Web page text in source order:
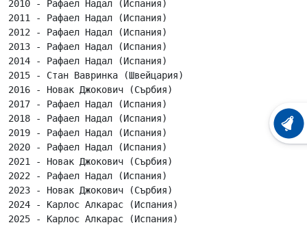
2010 - Рафаел Надал (Испания)
2011 - Рафаел Надал (Испания)
2012 - Рафаел Надал (Испания)
2013 - Рафаел Надал (Испания)
2014 - Рафаел Надал (Испания)
2015 - Стан Вавринка (Швейцария)
2016 - Новак Джокович (Сърбия)
2017 - Рафаел Надал (Испания)
2018 - Рафаел Надал (Испания)
2019 - Рафаел Надал (Испания)
2020 - Рафаел Надал (Испания)
2021 - Новак Джокович (Сърбия)
2022 - Рафаел Надал (Испания)
2023 - Новак Джокович (Сърбия)
2024 - Карлос Алкарас (Испания)
2025 - Карлос Алкарас (Испания)